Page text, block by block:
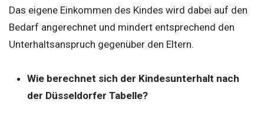
Das eigene Einkommen des Kindes wird dabei auf den
Bedarf angerechnet und mindert entsprechend den
Unterhaltsanspruch gegenüber den Eltern.
Wie berechnet sich der Kindesunterhalt nach
der Düsseldorfer Tabelle?